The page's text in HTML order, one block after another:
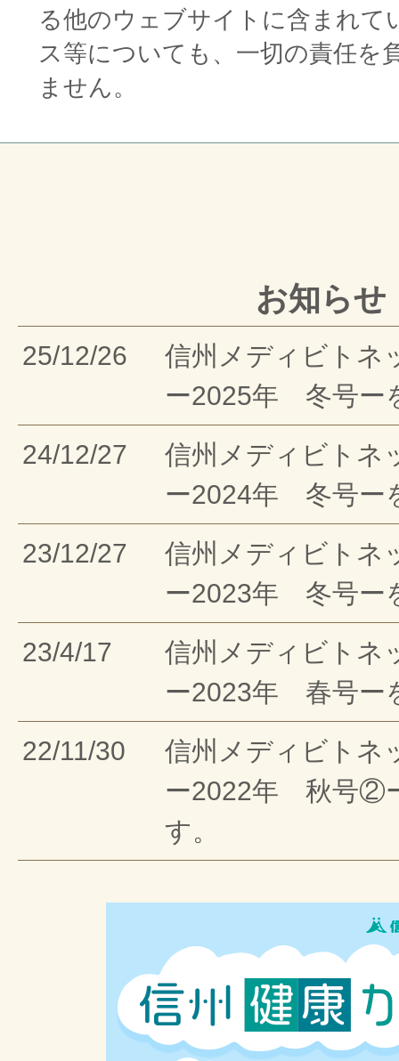
る他のウェブサイトに含まれて
ス等についても、一切の責任を
ません。
お知らせ
25/12/26
信州メディビトネ
ー2025年 冬号ー
24/12/27
信州メディビトネ
ー2024年 冬号ー
23/12/27
信州メディビトネ
ー2023年 冬号ー
23/4/17
信州メディビトネ
ー2023年 春号ー
22/11/30
信州メディビトネ
ー2022年 秋号②
す。